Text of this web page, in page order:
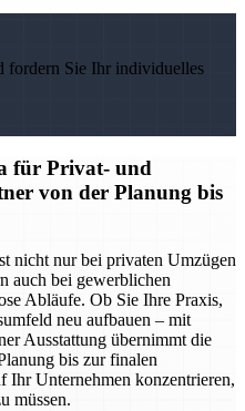
fordern Sie Ihr individuelles
für Privat- und
von der Planung bis
nicht nur bei privaten Umzügen
auch bei gewerblichen
Abläufe. Ob Sie Ihre Praxis,
neu aufbauen – mit
Ausstattung übernimmt die
bis zur finalen
Ihr Unternehmen konzentrieren,
müssen.